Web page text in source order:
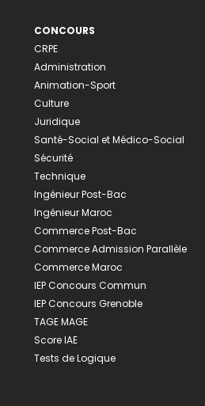
CONCOURS
CRPE
Administration
Animation-Sport
Culture
Juridique
Santé-Social et Médico-Social
Sécurité
Technique
Ingénieur Post-Bac
Ingénieur Maroc
Commerce Post-Bac
Commerce Admission Parallèle
Commerce Maroc
IEP Concours Commun
IEP Concours Grenoble
TAGE MAGE
Score IAE
Tests de Logique